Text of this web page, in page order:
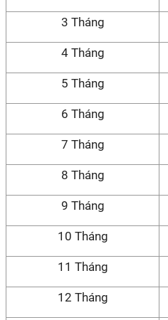
3 Tháng
4 Tháng
5 Tháng
6 Tháng
7 Tháng
8 Tháng
9 Tháng
10 Tháng
11 Tháng
12 Tháng